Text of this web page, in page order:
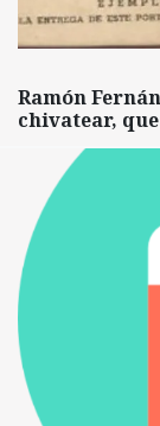
Ramón
chivatear,